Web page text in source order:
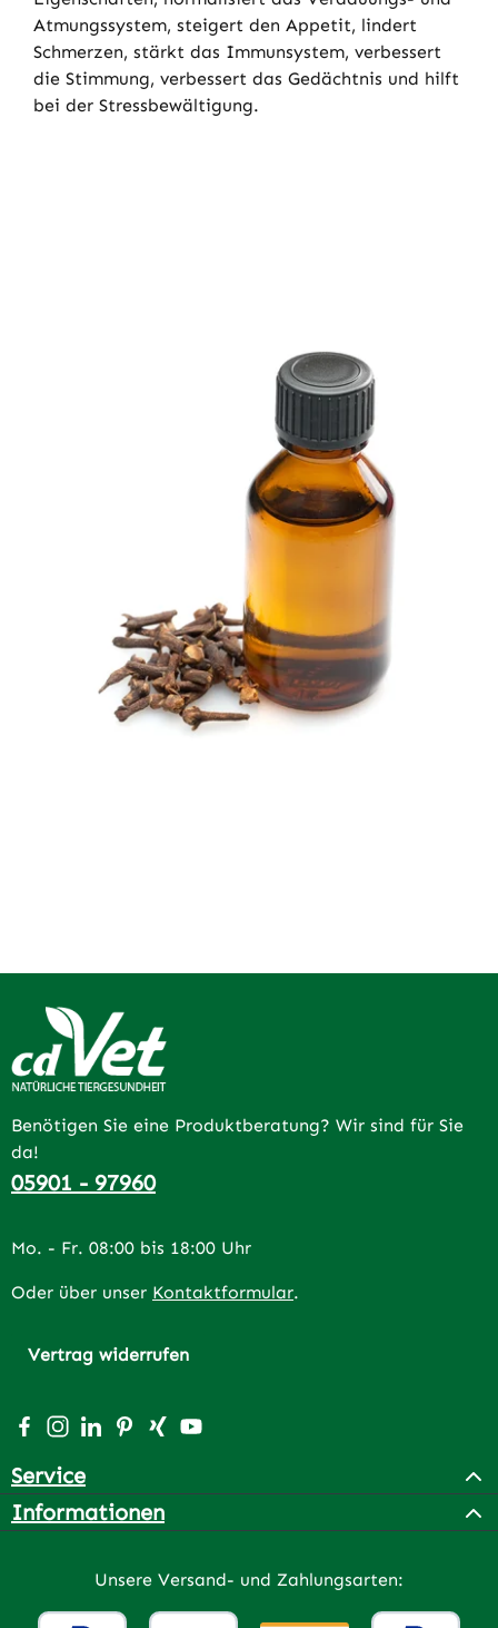
Atmungssystem, steigert den Appetit, lindert
Schmerzen, stärkt das Immunsystem, verbessert
die Stimmung, verbessert das Gedächtnis und hilft
bei der Stressbewältigung.
Benötigen Sie eine Produktberatung? Wir sind für Sie
da!
05901 - 97960
Mo. - Fr. 08:00 bis 18:00 Uhr
Oder über unser Kontaktformular.
Vertrag widerrufen
Besuche uns auf Facebook – öffnet in neuem Tab
Schau auf Instagram vorbei – öffnet in neuem Tab
Vernetze dich mit uns auf LinkedIn – öffnet in
Lass dich auf Pinterest inspirieren – öffnet
Vernetze dich mit uns auf Xing – öffnet
Sieh dir unsere Videos auf YouTube
Service
Informationen
Unsere Versand- und Zahlungsarten: